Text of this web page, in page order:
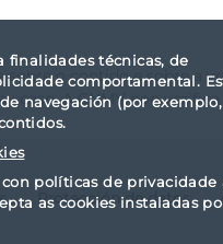
finalidades técnicas, de
comportamental.
navegación (por exemplo,
políticas de privacidade
as cookies instaladas
sobre o contido e sobre a
caso. A CNMV non
Protección de datos